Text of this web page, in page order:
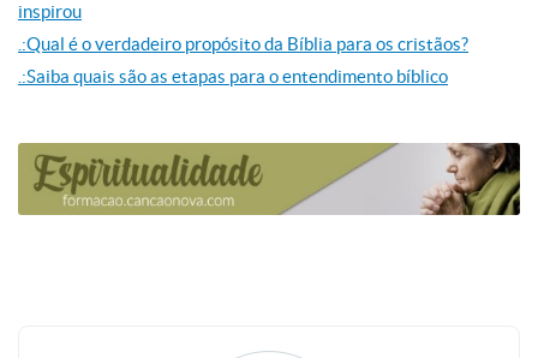
inspirou
.:Qual é o verdadeiro propósito da Bíblia para os cristãos?
.:Saiba quais são as etapas para o entendimento bíblico